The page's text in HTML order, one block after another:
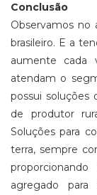
Conclusão
Observamos no
brasileiro. E a
aumente cada
atendam o
possui soluções
de produtor
Soluções para
terra, sempre
agregado